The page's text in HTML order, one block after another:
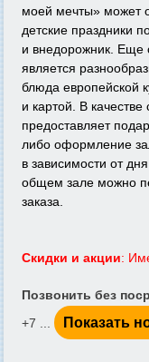
моей мечты» может
детские праздники
и внедорожник. Еще
является
блюда европейской
и картой. В
предоставляет
либо оформление
в зависимости от
общем зале можно
заказа.
Скидки и акции:
Позвонить без
+7 ...
Показать